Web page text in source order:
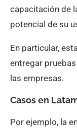
capacitación de
potencial de su
En particular,
entregar
las empresas.
Casos en
Por ejemplo, la